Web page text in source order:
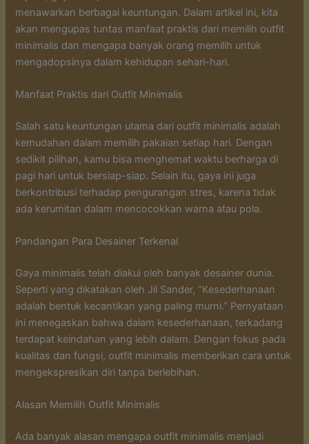
menawarkan berbagai keuntungan. Dalam artikel ini, kita
akan mengupas tuntas manfaat praktis dari memilih outfit
minimalis dan mengapa banyak orang memilih untuk
mengadopsinya dalam kehidupan sehari-hari.
Manfaat Praktis dari Outfit Minimalis
Salah satu keuntungan utama dari outfit minimalis adalah
kemudahan dalam memilih pakaian setiap hari. Dengan
sedikit pilihan, kamu bisa menghemat waktu berharga di
pagi hari untuk bersiap-siap. Selain itu, gaya ini juga
berkontribusi terhadap pengurangan stres, karena tidak
ada kerumitan dalam mencocokkan warna atau pola.
Pandangan Para Desainer Terkenal
Gaya minimalis telah diakui oleh banyak desainer dunia.
Seperti yang dikatakan oleh Jil Sander, “Kesederhanaan
adalah bentuk kecantikan yang paling murni.” Pernyataan
ini menegaskan bahwa dalam kesederhanaan, terkadang
terdapat keindahan yang lebih dalam. Dengan fokus pada
kualitas dan fungsi, outfit minimalis memberikan cara untuk
mengekspresikan diri tanpa berlebihan.
Alasan Memilih Outfit Minimalis
Ada banyak alasan mengapa outfit minimalis menjadi